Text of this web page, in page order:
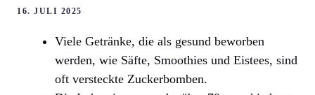
16. JULI 2025
Viele Getränke, die als gesund beworben
werden, wie Säfte, Smoothies und Eistees, sind
oft versteckte Zuckerbomben.